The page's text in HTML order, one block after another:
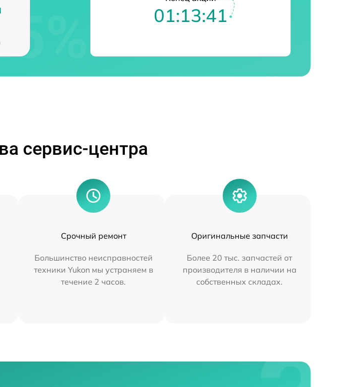
01:13:40
сервис-центра
Срочный ремонт
Большинство неисправностей
техники Yukon мы устраняем в
течение 2 часов.
Оригинальные запчасти
Более 20 тыс. запчастей от
производителя в наличии на
собственных складах.